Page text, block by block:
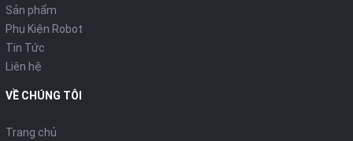
Sản phẩm
Phụ Kiện Robot
Tin Tức
Liên hệ
VỀ CHÚNG TÔI
Trang chủ